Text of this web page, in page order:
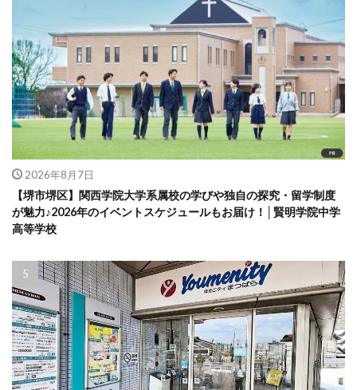
2026年8月7日
【堺市堺区】関西学院大学系属校の学びや独自の探究・留学制度
が魅力♪2026年のイベントスケジュールもお届け！│賢明学院中学
高等学校